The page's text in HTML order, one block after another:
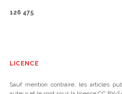
126 475
LICENCE
Sauf mention contraire, les articles